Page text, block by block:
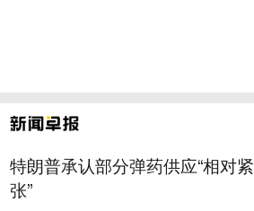
特朗普承认部分弹药供应“相对紧
张”